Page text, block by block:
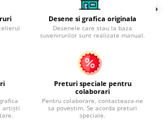
Desene si grafica originala
Desenele care stau la baza
suvenirurilor sunt realizate manual.
artiști
Preturi speciale pentru
colaborari
Pentru colaborare, contacteaza-ne
sa povestim. Se acorda preturi
speciale.